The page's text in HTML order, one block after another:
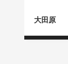
大田原